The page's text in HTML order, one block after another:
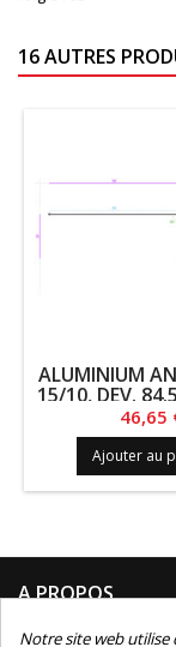
16 AUTRES
ALUMINIUM
15/10, DEV.
Prix
46,65
Ajouter au
A PROPOS
Notre site web